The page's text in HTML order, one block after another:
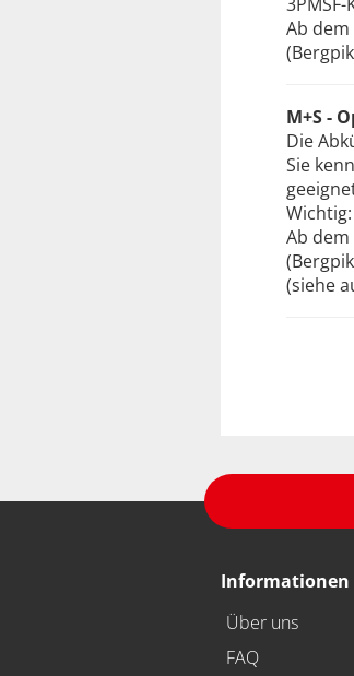
Ab
M+S -
Die
Sie
Ab
(siehe
Informationen
Über uns
FAQ